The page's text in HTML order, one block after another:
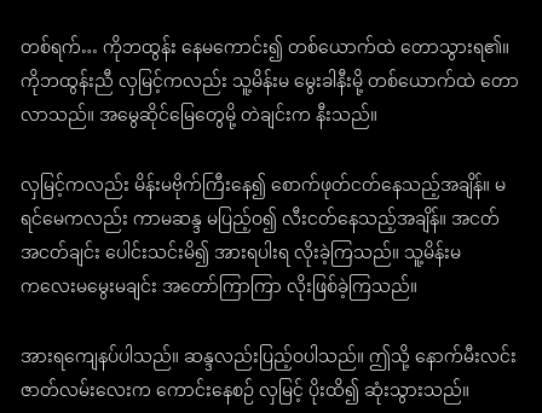
တစ်ရက်… ကိုဘထွန်း နေမကောင်း၍ တစ်ယောက်ထဲ တောသွားရ၏။
ကိုဘထွန်းညီ လှမြင့်ကလည်း သူ့မိန်းမ မွေးခါနီးမို့ တစ်ယောက်ထဲ တော
လာသည်။ အမွေဆိုင်မြေတွေမို့ တဲချင်းက နီးသည်။
လှမြင့်ကလည်း မိန်းမဗိုက်ကြီးနေ၍ စောက်ဖုတ်ငတ်နေသည့်အချိန်။ မ
ရင်မေကလည်း ကာမဆန္ဒ မပြည့်ဝ၍ လီးငတ်နေသည့်အချိန်။ အငတ်
အငတ်ချင်း ပေါင်းသင်းမိ၍ အားရပါးရ လိုးခဲ့ကြသည်။ သူ့မိန်းမ
ကလေးမမွေးမချင်း အတော်ကြာကြာ လိုးဖြစ်ခဲ့ကြသည်။
အားရကျေနပ်ပါသည်။ ဆန္ဒလည်းပြည့်ဝပါသည်။ ဤသို့ နောက်မီးလင်း
ဇာတ်လမ်းလေးက ကောင်းနေစဉ် လှမြင့် ပိုးထိ၍ ဆုံးသွားသည်။